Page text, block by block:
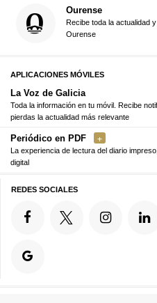
Ourense
Recibe toda la actualidad
Ourense
APLICACIONES MÓVILES
La Voz de Galicia
Toda la información en tu móvil. Recibe
pierdas la actualidad más relevante
Periódico en PDF
La experiencia de lectura del diario
digital
REDES SOCIALES